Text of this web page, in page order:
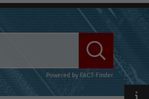
Powered by FACT-Finder